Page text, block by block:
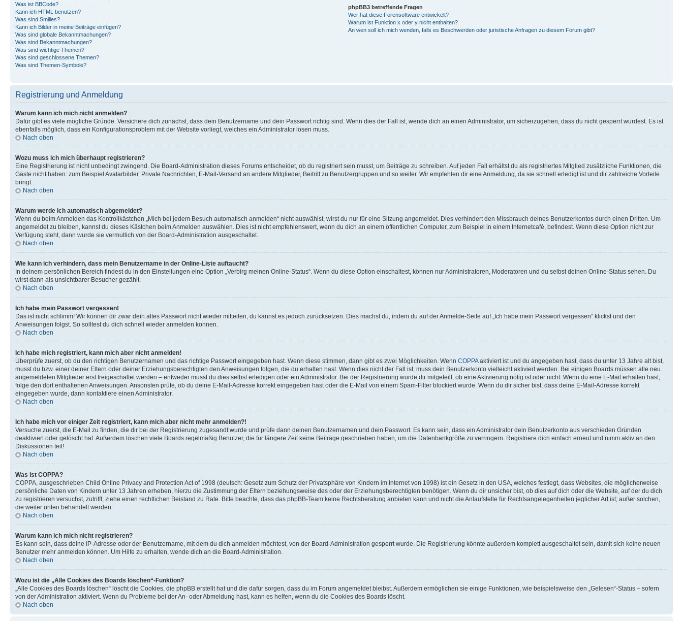
Was ist BBCode?
Kann ich HTML benutzen?
Was sind Smilies?
Kann ich Bilder in meine Beiträge einfügen?
Was sind globale Bekanntmachungen?
Was sind Bekanntmachungen?
Was sind wichtige Themen?
Was sind geschlossene Themen?
Was sind Themen-Symbole?
phpBB3 betreffende Fragen
Wer hat diese Forensoftware entwickelt?
Warum ist Funktion x oder y nicht enthalten?
An wen soll ich mich wenden, falls es Beschwerden oder juristische Anfragen zu diesem Forum gibt?
Registrierung und Anmeldung
Warum kann ich mich nicht anmelden?
Dafür gibt es viele mögliche Gründe. Versichere dich zunächst, dass dein Benutzername und dein Passwort richtig sind. Wenn dies der Fall ist, wende dich an einen Administrator, um sicherzugehen, dass du nicht gesperrt wurdest. Es ist
ebenfalls möglich, dass ein Konfigurationsproblem mit der Website vorliegt, welches ein Administrator lösen muss.
Nach oben
Wozu muss ich mich überhaupt registrieren?
Eine Registrierung ist nicht unbedingt zwingend. Die Board-Administration dieses Forums entscheidet, ob du registriert sein musst, um Beiträge zu schreiben. Auf jeden Fall erhältst du als registriertes Mitglied zusätzliche Funktionen, die
Gäste nicht haben: zum Beispiel Avatarbilder, Private Nachrichten, E-Mail-Versand an andere Mitglieder, Beitritt zu Benutzergruppen und so weiter. Wir empfehlen dir eine Anmeldung, da sie schnell erledigt ist und dir zahlreiche Vorteile
bringt.
Nach oben
Warum werde ich automatisch abgemeldet?
Wenn du beim Anmelden das Kontrollkästchen „Mich bei jedem Besuch automatisch anmelden“ nicht auswählst, wirst du nur für eine Sitzung angemeldet. Dies verhindert den Missbrauch deines Benutzerkontos durch einen Dritten. Um
angemeldet zu bleiben, kannst du dieses Kästchen beim Anmelden auswählen. Dies ist nicht empfehlenswert, wenn du dich an einem öffentlichen Computer, zum Beispiel in einem Internetcafé, befindest. Wenn diese Option nicht zur
Verfügung steht, dann wurde sie vermutlich von der Board-Administration ausgeschaltet.
Nach oben
Wie kann ich verhindern, dass mein Benutzername in der Online-Liste auftaucht?
In deinem persönlichen Bereich findest du in den Einstellungen eine Option „Verbirg meinen Online-Status“. Wenn du diese Option einschaltest, können nur Administratoren, Moderatoren und du selbst deinen Online-Status sehen. Du
wirst dann als unsichtbarer Besucher gezählt.
Nach oben
Ich habe mein Passwort vergessen!
Das ist nicht schlimm! Wir können dir zwar dein altes Passwort nicht wieder mitteilen, du kannst es jedoch zurücksetzen. Dies machst du, indem du auf der Anmelde-Seite auf „Ich habe mein Passwort vergessen“ klickst und den
Anweisungen folgst. So solltest du dich schnell wieder anmelden können.
Nach oben
Ich habe mich registriert, kann mich aber nicht anmelden!
Überprüfe zuerst, ob du den richtigen Benutzernamen und das richtige Passwort eingegeben hast. Wenn diese stimmen, dann gibt es zwei Möglichkeiten. Wenn COPPAaktiviert ist und du angegeben hast, dass du unter 13 Jahre alt bist,
musst du bzw. einer deiner Eltern oder deiner Erziehungsberechtigten den Anweisungen folgen, die du erhalten hast. Wenn dies nicht der Fall ist, muss dein Benutzerkonto vielleicht aktiviert werden. Bei einigen Boards müssen alle neu
angemeldeten Mitglieder erst freigeschaltet werden – entweder musst du dies selbst erledigen oder ein Administrator. Bei der Registrierung wurde dir mitgeteilt, ob eine Aktivierung nötig ist oder nicht. Wenn du eine E-Mail erhalten hast,
folge den dort enthaltenen Anweisungen. Ansonsten prüfe, ob du deine E-Mail-Adresse korrekt eingegeben hast oder die E-Mail von einem Spam-Filter blockiert wurde. Wenn du dir sicher bist, dass deine E-Mail-Adresse korrekt
eingegeben wurde, dann kontaktiere einen Administrator.
Nach oben
Ich habe mich vor einiger Zeit registriert, kann mich aber nicht mehr anmelden?!
Versuche zuerst, die E-Mail zu finden, die dir bei der Registrierung zugesandt wurde und prüfe dann deinen Benutzernamen und dein Passwort. Es kann sein, dass ein Administrator dein Benutzerkonto aus verschieden Gründen
deaktiviert oder gelöscht hat. Außerdem löschen viele Boards regelmäßig Benutzer, die für längere Zeit keine Beiträge geschrieben haben, um die Datenbankgröße zu verringern. Registriere dich einfach erneut und nimm aktiv an den
Diskussionen teil!
Nach oben
Was ist COPPA?
COPPA, ausgeschrieben Child Online Privacy and Protection Act of 1998 (deutsch: Gesetz zum Schutz der Privatsphäre von Kindern im Internet von 1998) ist ein Gesetz in den USA, welches festlegt, dass Websites, die möglicherweise
persönliche Daten von Kindern unter 13 Jahren erheben, hierzu die Zustimmung der Eltern beziehungsweise des oder der Erziehungsberechtigten benötigen. Wenn du dir unsicher bist, ob dies auf dich oder die Website, auf der du dich
zu registrieren versuchst, zutrifft, ziehe einen rechtlichen Beistand zu Rate. Bitte beachte, dass das phpBB-Team keine Rechtsberatung anbieten kann und nicht die Anlaufstelle für Rechtsangelegenheiten jeglicher Art ist; außer solchen,
die weiter unten behandelt werden.
Nach oben
Warum kann ich mich nicht registrieren?
Es kann sein, dass deine IP-Adresse oder der Benutzername, mit dem du dich anmelden möchtest, von der Board-Administration gesperrt wurde. Die Registrierung könnte außerdem komplett ausgeschaltet sein, damit sich keine neuen
Benutzer mehr anmelden können. Um Hilfe zu erhalten, wende dich an die Board-Administration.
Nach oben
Wozu ist die „Alle Cookies des Boards löschen“-Funktion?
„Alle Cookies des Boards löschen“ löscht die Cookies, die phpBB erstellt hat und die dafür sorgen, dass du im Forum angemeldet bleibst. Außerdem ermöglichen sie einige Funktionen, wie beispielsweise den „Gelesen“-Status – sofern
von der Administration aktiviert. Wenn du Probleme bei der An- oder Abmeldung hast, kann es helfen, wenn du die Cookies des Boards löscht.
Nach oben